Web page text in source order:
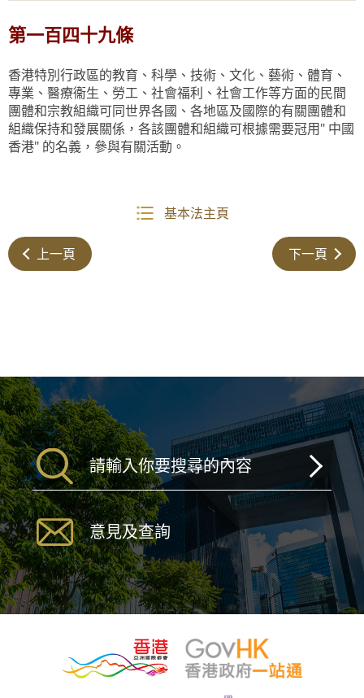
第一百四十九條
香港特別行政區的教育、科學、技術、文化、藝術、體育、
專業、醫療衞生、勞工、社會福利、社會工作等方面的民間
團體和宗教組織可同世界各國、各地區及國際的有關團體和
組織保持和發展關係，各該團體和組織可根據需要冠用" 中國
香港" 的名義，參與有關活動。
基本法主頁
上一頁 下一頁
意見及查詢